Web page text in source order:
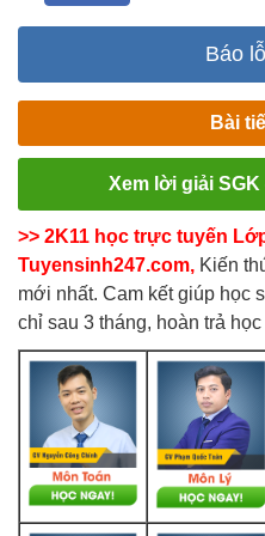
Báo
Bài
Xem lời giải SGK
>> 2K11 học trực tuyến
Tuyensinh247.com, Kiến
mới nhất. Cam kết giúp học
chỉ sau 3 tháng, hoàn trả